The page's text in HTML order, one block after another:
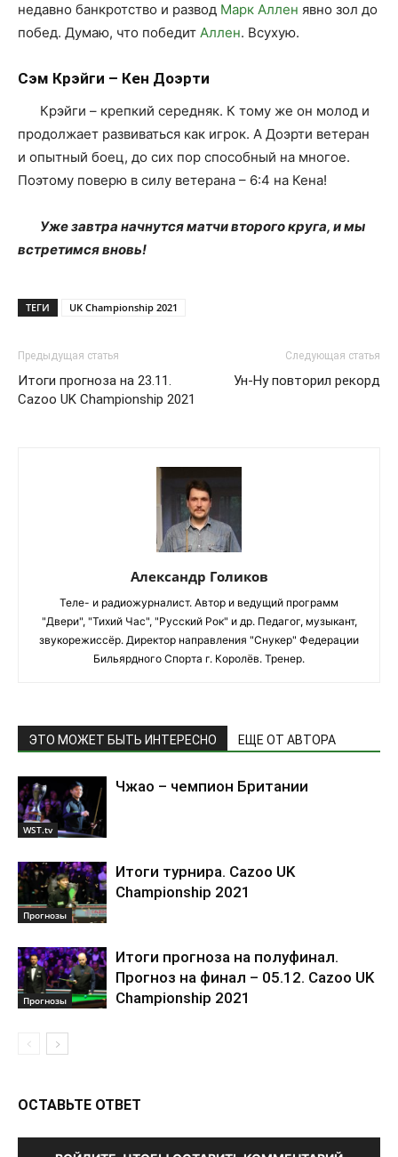
недавно банкротство и развод Марк Аллен явно зол до
побед. Думаю, что победит Аллен. Всухую.
Сэм Крэйги – Кен Доэрти
Крэйги – крепкий середняк. К тому же он молод и
продолжает развиваться как игрок. А Доэрти ветеран
и опытный боец, до сих пор способный на многое.
Поэтому поверю в силу ветерана – 6:4 на Кена!
Уже завтра начнутся матчи второго круга, и мы
встретимся вновь!
ТЕГИ UK Championship 2021
Предыдущая статья
Итоги прогноза на 23.11.
Cazoo UK Championship 2021
Следующая статья
Ун-Ну повторил рекорд
Александр Голиков
Теле- и радиожурналист. Автор и ведущий программ
"Двери", "Тихий Час", "Русский Рок" и др. Педагог, музыкант,
звукорежиссёр. Директор направления "Снукер" Федерации
Бильярдного Спорта г. Королёв. Тренер.
ЭТО МОЖЕТ БЫТЬ ИНТЕРЕСНО ЕЩЕ ОТ АВТОРА
WST.tv
Чжао – чемпион Британии
Прогнозы
Итоги турнира. Cazoo UK
Championship 2021
Прогнозы
Итоги прогноза на полуфинал.
Прогноз на финал – 05.12. Cazoo UK
Championship 2021
ОСТАВЬТЕ ОТВЕТ